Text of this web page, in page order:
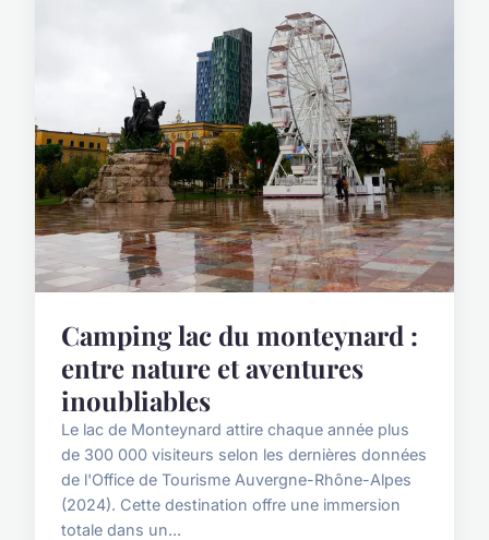
Camping lac du monteynard :
entre nature et aventures
inoubliables
Le lac de Monteynard attire chaque année plus
de 300 000 visiteurs selon les dernières données
de l'Office de Tourisme Auvergne-Rhône-Alpes
(2024). Cette destination offre une immersion
totale dans un...